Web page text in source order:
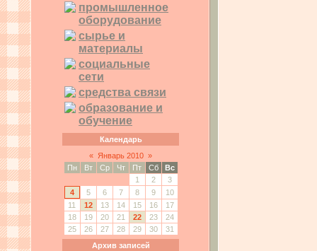
промышленное
оборудование
сырье и
материалы
социальные
сети
средства связи
образование и
обучение
Календарь
« Январь 2010 »
Пн
Вт Ср Чт Пт Сб
Вс
1
2
3
4
5 6 7 8 9
10
11
12 13 14 15 16
17
18
19 20 21 22 23
24
25
26 27 28 29 30
31
Архив записей